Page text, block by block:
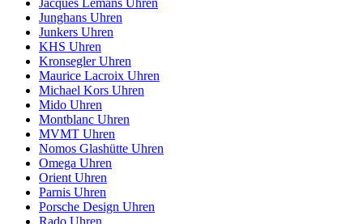
Jacques Lemans Uhren
Junghans Uhren
Junkers Uhren
KHS Uhren
Kronsegler Uhren
Maurice Lacroix Uhren
Michael Kors Uhren
Mido Uhren
Montblanc Uhren
MVMT Uhren
Nomos Glashütte Uhren
Omega Uhren
Orient Uhren
Parnis Uhren
Porsche Design Uhren
Rado Uhren